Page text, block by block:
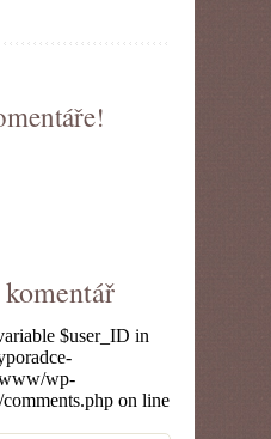
$user_ID in
wp-
on line